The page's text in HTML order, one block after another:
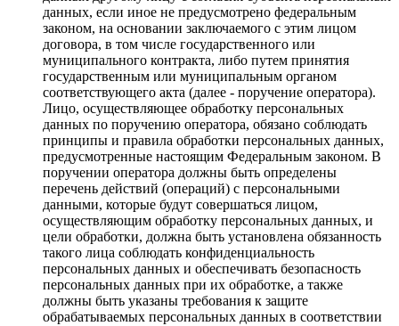
данных, если иное не предусмотрено федеральным
законом, на основании заключаемого с этим лицом
договора, в том числе государственного или
муниципального контракта, либо путем принятия
государственным или муниципальным органом
соответствующего акта (далее - поручение оператора).
Лицо, осуществляющее обработку персональных
данных по поручению оператора, обязано соблюдать
принципы и правила обработки персональных данных,
предусмотренные настоящим Федеральным законом. В
поручении оператора должны быть определены
перечень действий (операций) с персональными
данными, которые будут совершаться лицом,
осуществляющим обработку персональных данных, и
цели обработки, должна быть установлена обязанность
такого лица соблюдать конфиденциальность
персональных данных и обеспечивать безопасность
персональных данных при их обработке, а также
должны быть указаны требования к защите
обрабатываемых персональных данных в соответствии